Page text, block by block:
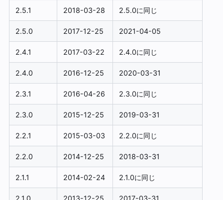
2.5.1 2018-03-28 2.5.0に同じ
2.5.0 2017-12-25 2021-04-05
2.4.1 2017-03-22 2.4.0に同じ
2.4.0 2016-12-25 2020-03-31
2.3.1 2016-04-26 2.3.0に同じ
2.3.0 2015-12-25 2019-03-31
2.2.1 2015-03-03 2.2.0に同じ
2.2.0 2014-12-25 2018-03-31
2.1.1 2014-02-24 2.1.0に同じ